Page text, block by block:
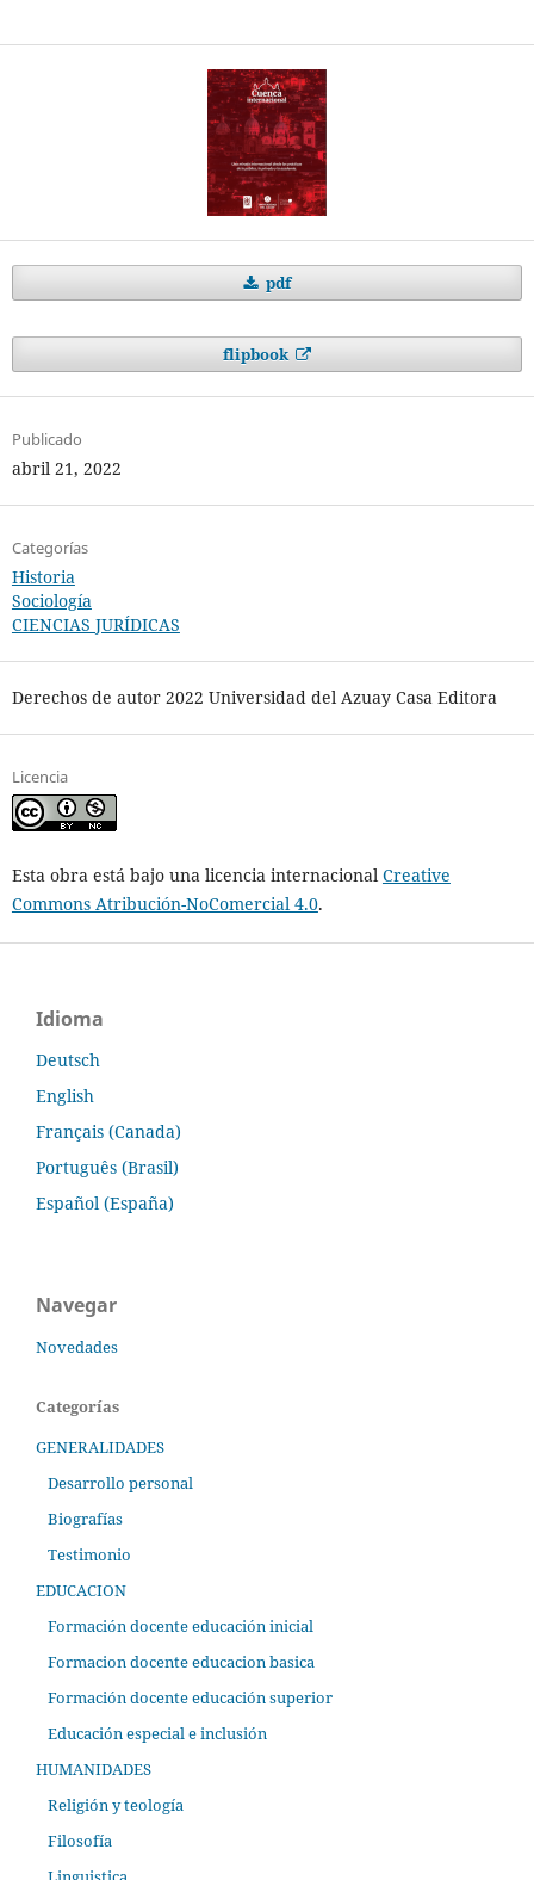
pdf
flipbook
Publicado
abril 21, 2022
Categorías
Historia
Sociología
CIENCIAS JURÍDICAS
Derechos de autor 2022 Universidad del Azuay Casa Editora
Licencia
Esta obra está bajo una licencia internacional Creative
Commons Atribución-NoComercial 4.0.
Idioma
Deutsch
English
Français (Canada)
Português (Brasil)
Español (España)
Navegar
Novedades
Categorías
GENERALIDADES
Desarrollo personal
Biografías
Testimonio
EDUCACION
Formación docente educación inicial
Formacion docente educacion basica
Formación docente educación superior
Educación especial e inclusión
HUMANIDADES
Religión y teología
Filosofía